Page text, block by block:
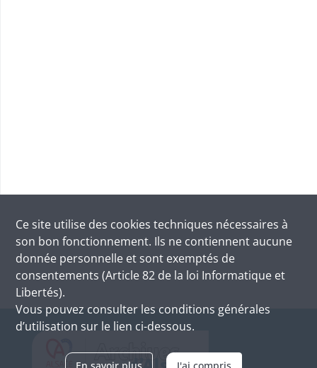
Ce site utilise des cookies techniques nécessaires à
son bon fonctionnement. Ils ne contiennent aucune
donnée personnelle et sont exemptés de
consentements (Article 82 de la loi Informatique et
Libertés).
Vous pouvez consulter les conditions générales
d’utilisation sur le lien ci-dessous.